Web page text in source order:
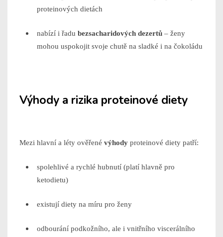
proteinových dietách
nabízí i řadu bezsacharidových dezertů – ženy
mohou uspokojit svoje chutě na sladké i na čokoládu
Výhody a rizika proteinové diety
Mezi hlavní a léty ověřené výhody proteinové diety patří:
spolehlivé a rychlé hubnutí (platí hlavně pro
ketodietu)
existují diety na míru pro ženy
odbourání podkožního, ale i vnitřního viscerálního